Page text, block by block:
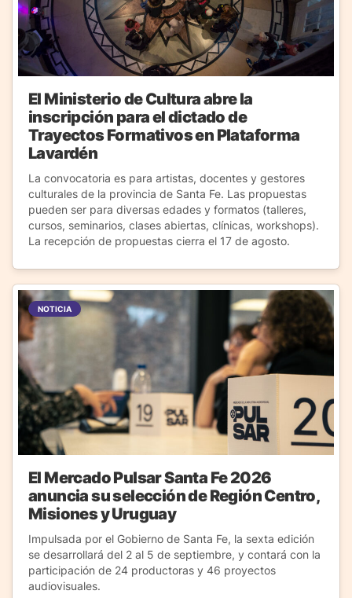
El Ministerio de Cultura abre la
inscripción para el dictado de
Trayectos Formativos en Plataforma
Lavardén
La convocatoria es para artistas, docentes y gestores
culturales de la provincia de Santa Fe. Las propuestas
pueden ser para diversas edades y formatos (talleres,
cursos, seminarios, clases abiertas, clínicas, workshops).
La recepción de propuestas cierra el 17 de agosto.
NOTICIA
El Mercado Pulsar Santa Fe 2026
anuncia su selección de Región Centro,
Misiones y Uruguay
Impulsada por el Gobierno de Santa Fe, la sexta edición
se desarrollará del 2 al 5 de septiembre, y contará con la
participación de 24 productoras y 46 proyectos
audiovisuales.